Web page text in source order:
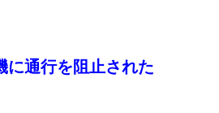
に通行を阻止された